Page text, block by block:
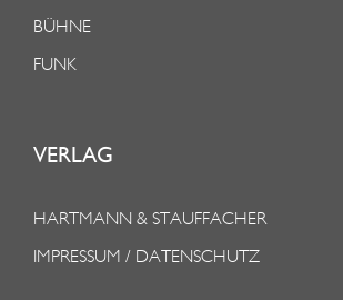
BÜHNE
FUNK
VERLAG
HARTMANN & STAUFFACHER
IMPRESSUM / DATENSCHUTZ